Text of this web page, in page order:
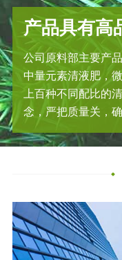
产品具有高
公司原料部主要产
中量元素清液肥，
上百种不同配比的
念，严把质量关，